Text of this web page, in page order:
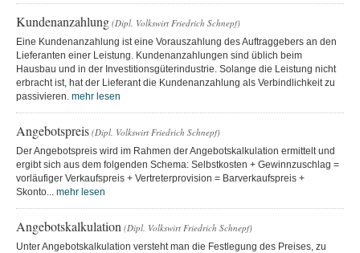
Kundenanzahlung (Dipl. Volkswirt Friedrich Schnepf)
Eine Kundenanzahlung ist eine Vorauszahlung des Auftraggebers an den
Lieferanten einer Leistung. Kundenanzahlungen sind üblich beim
Hausbau und in der Investitionsgüterindustrie. Solange die Leistung nicht
erbracht ist, hat der Lieferant die Kundenanzahlung als Verbindlichkeit zu
passivieren. mehr lesen
Angebotspreis (Dipl. Volkswirt Friedrich Schnepf)
Der Angebotspreis wird im Rahmen der Angebotskalkulation ermittelt und
ergibt sich aus dem folgenden Schema: Selbstkosten + Gewinnzuschlag =
vorläufiger Verkaufspreis + Vertreterprovision = Barverkaufspreis +
Skonto... mehr lesen
Angebotskalkulation (Dipl. Volkswirt Friedrich Schnepf)
Unter Angebotskalkulation versteht man die Festlegung des Preises, zu